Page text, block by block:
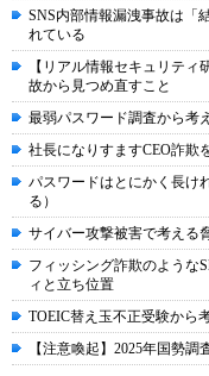
SNS内部情報漏洩事故は「
れている
【リアル情報セキュリテ
故から見つめ直すこと
最弱パスワード調査から考
社長になりすますCEO詐欺
パスワードはとにかく長け
る）
サイバー攻撃被害で考える
フィッシング詐欺のような
ィと立ち位置
TOEIC替え玉不正受験から
【注意喚起】2025年国勢